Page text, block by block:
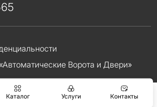
Ворота и Двери»
Каталог Услуги Контакты